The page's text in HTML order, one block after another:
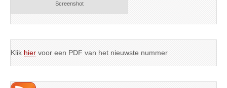
Screenshot
Klik hier voor een PDF van het nieuwste nummer